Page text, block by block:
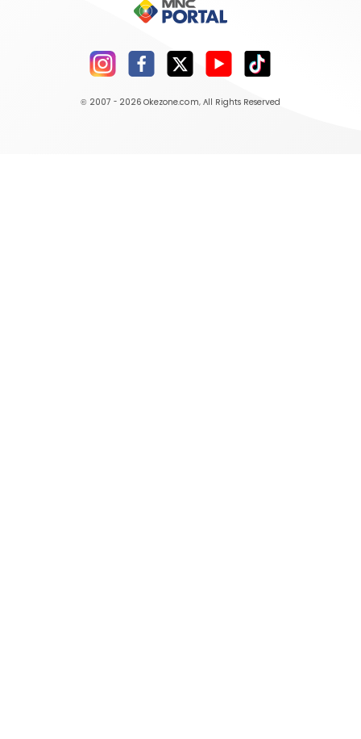
© 2007 - 2026 Okezone.com, All Rights Reserved